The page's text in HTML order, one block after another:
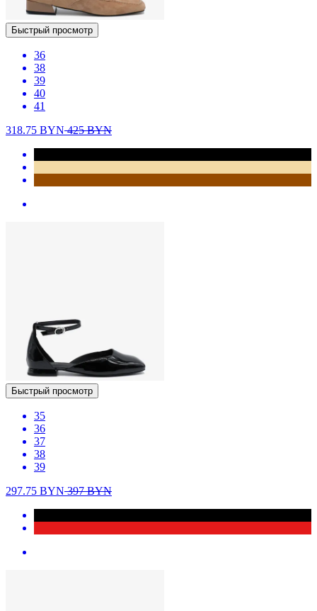
Быстрый просмотр
36
38
39
40
41
318.75 BYN425BYN
Быстрый просмотр
35
36
37
38
39
297.75 BYN397BYN